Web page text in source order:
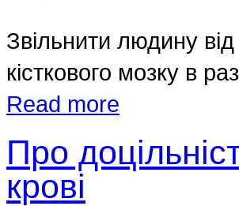
Звільнити людину
кісткового мозку в
Read more
Про
крові